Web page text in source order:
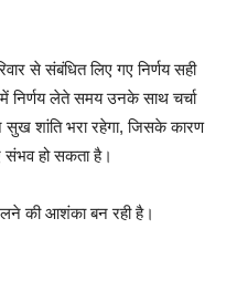
से संबंधित लिए गए निर्णय सही
में निर्णय लेते समय उनके साथ चर्चा
सुख शांति भरा रहेगा, जिसके कारण
संभव हो सकता है।
की आशंका बन रही है।